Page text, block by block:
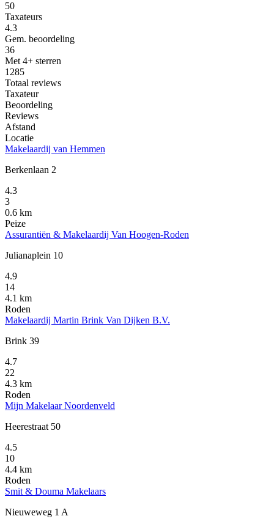
50
Taxateurs
4.3
Gem. beoordeling
36
Met 4+ sterren
1285
Totaal reviews
Taxateur
Beoordeling
Reviews
Afstand
Locatie
Makelaardij van Hemmen
Berkenlaan 2
4.3
3
0.6 km
Peize
Assurantiën & Makelaardij Van Hoogen-Roden
Julianaplein 10
4.9
14
4.1 km
Roden
Makelaardij Martin Brink Van Dijken B.V.
Brink 39
4.7
22
4.3 km
Roden
Mijn Makelaar Noordenveld
Heerestraat 50
4.5
10
4.4 km
Roden
Smit & Douma Makelaars
Nieuweweg 1 A